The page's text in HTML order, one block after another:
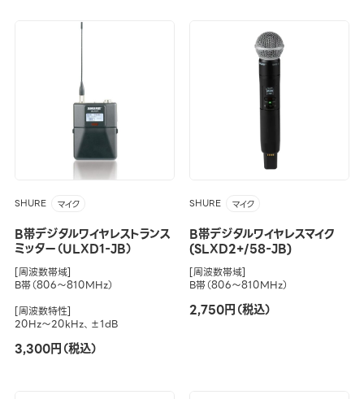
SHURE マイク
B帯デジタルワイヤレストランス
ミッター（ULXD1-JB）
[周波数帯域]
B帯（806～810MHz）
[周波数特性]
20Hz～20kHz、±1dB
3,300円（税込）
SHURE マイク
B帯デジタルワイヤレスマイク
(SLXD2+/58-JB)
[周波数帯域]
B帯（806～810MHz）
2,750円（税込）